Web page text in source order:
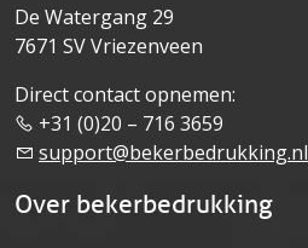
De Watergang 29
7671 SV Vriezenveen
Direct contact opnemen:
+31 (0)20 – 716 3659
support@bekerbedrukking.nl
Over bekerbedrukking